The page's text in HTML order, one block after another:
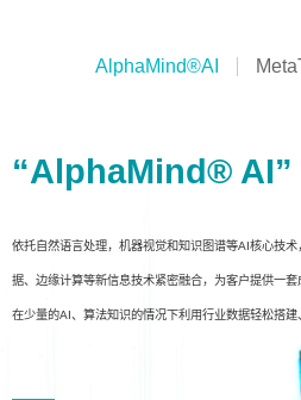
AlphaMind®AI
“AlphaMind® AI”
依托自然语言处理，机器视觉和知识图谱等AI核心技
据、边缘计算等新信息技术紧密融合，为客户提供一
在少量的AI、算法知识的情况下利用行业数据轻松搭建